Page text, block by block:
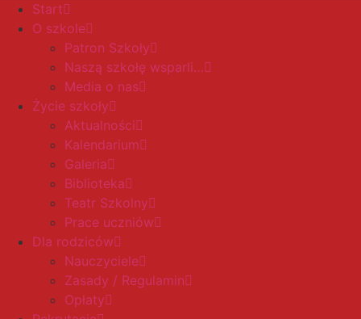
Start
O szkole
Patron Szkoły
Naszą szkołę wsparli…
Media o nas
Życie szkoły
Aktualności
Kalendarium
Galeria
Biblioteka
Teatr Szkolny
Prace uczniów
Dla rodziców
Nauczyciele
Zasady / Regulamin
Opłaty